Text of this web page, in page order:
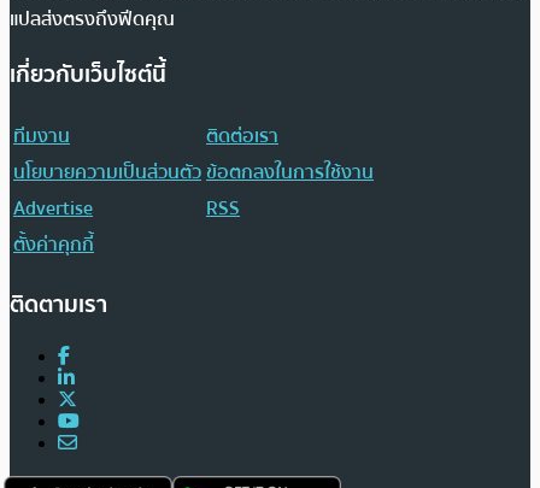
แปลส่งตรงถึงฟีดคุณ
เกี่ยวกับเว็บไซต์นี้
ทีมงาน
ติดต่อเรา
นโยบายความเป็นส่วนตัวข้อตกลงในการใช้งาน
Advertise
RSS
ตั้งค่าคุกกี้
ติดตามเรา